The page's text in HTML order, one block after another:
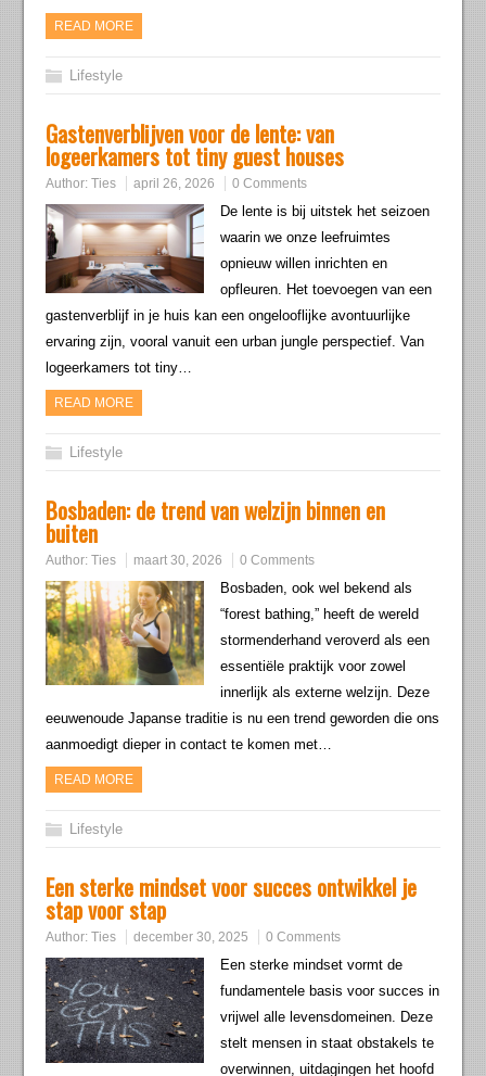
READ MORE
Lifestyle
Gastenverblijven voor de lente: van
logeerkamers tot tiny guest houses
Author:Ties april 26, 2026 0 Comments
De lente is bij uitstek het seizoen
waarin we onze leefruimtes
opnieuw willen inrichten en
opfleuren. Het toevoegen van een
gastenverblijf in je huis kan een ongelooflijke avontuurlijke
ervaring zijn, vooral vanuit een urban jungle perspectief. Van
logeerkamers tot tiny…
READ MORE
Lifestyle
Bosbaden: de trend van welzijn binnen en
buiten
Author:Ties maart 30, 2026 0 Comments
Bosbaden, ook wel bekend als
“forest bathing,” heeft de wereld
stormenderhand veroverd als een
essentiële praktijk voor zowel
innerlijk als externe welzijn. Deze
eeuwenoude Japanse traditie is nu een trend geworden die ons
aanmoedigt dieper in contact te komen met…
READ MORE
Lifestyle
Een sterke mindset voor succes ontwikkel je
stap voor stap
Author:Ties december 30, 2025 0 Comments
Een sterke mindset vormt de
fundamentele basis voor succes in
vrijwel alle levensdomeinen. Deze
stelt mensen in staat obstakels te
overwinnen, uitdagingen het hoofd